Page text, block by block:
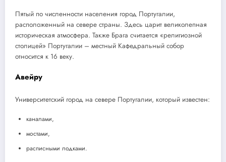
Пятый по численности населения город Португалии,
расположенный на севере страны. Здесь царит великолепная
историческая атмосфера. Также Брага считается «религиозной
столицей» Португалии – местный Кафедральный собор
относится к 16 веку.
Авейру
Университетский город на севере Португалии, который известен:
каналами,
мостами,
расписными лодками.